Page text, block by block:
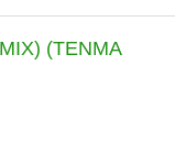
(TENMA